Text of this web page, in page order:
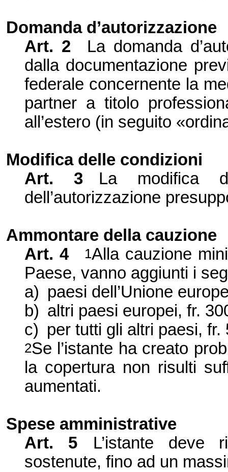
Domanda d’autorizzazione
Art. 2
La domanda d’
dall a documentazione
federale concernente la
partner a titolo
all’estero (in seguito
Modifica delle condizioni
Art. 3
La modifica
dell’autorizzazione
Ammontare della cauzione
Art. 4
1Alla cauzione
Paese, vanno aggiunti i
a) paesi dell’Unione
b) altri paesi europei, fr.
c) per tutti gli altri paesi, fr.
2Se l’istante ha creato
la copertura non risulti
aumentati.
Spese amministrative
Art. 5
L’istante deve
sostenute, fino ad un